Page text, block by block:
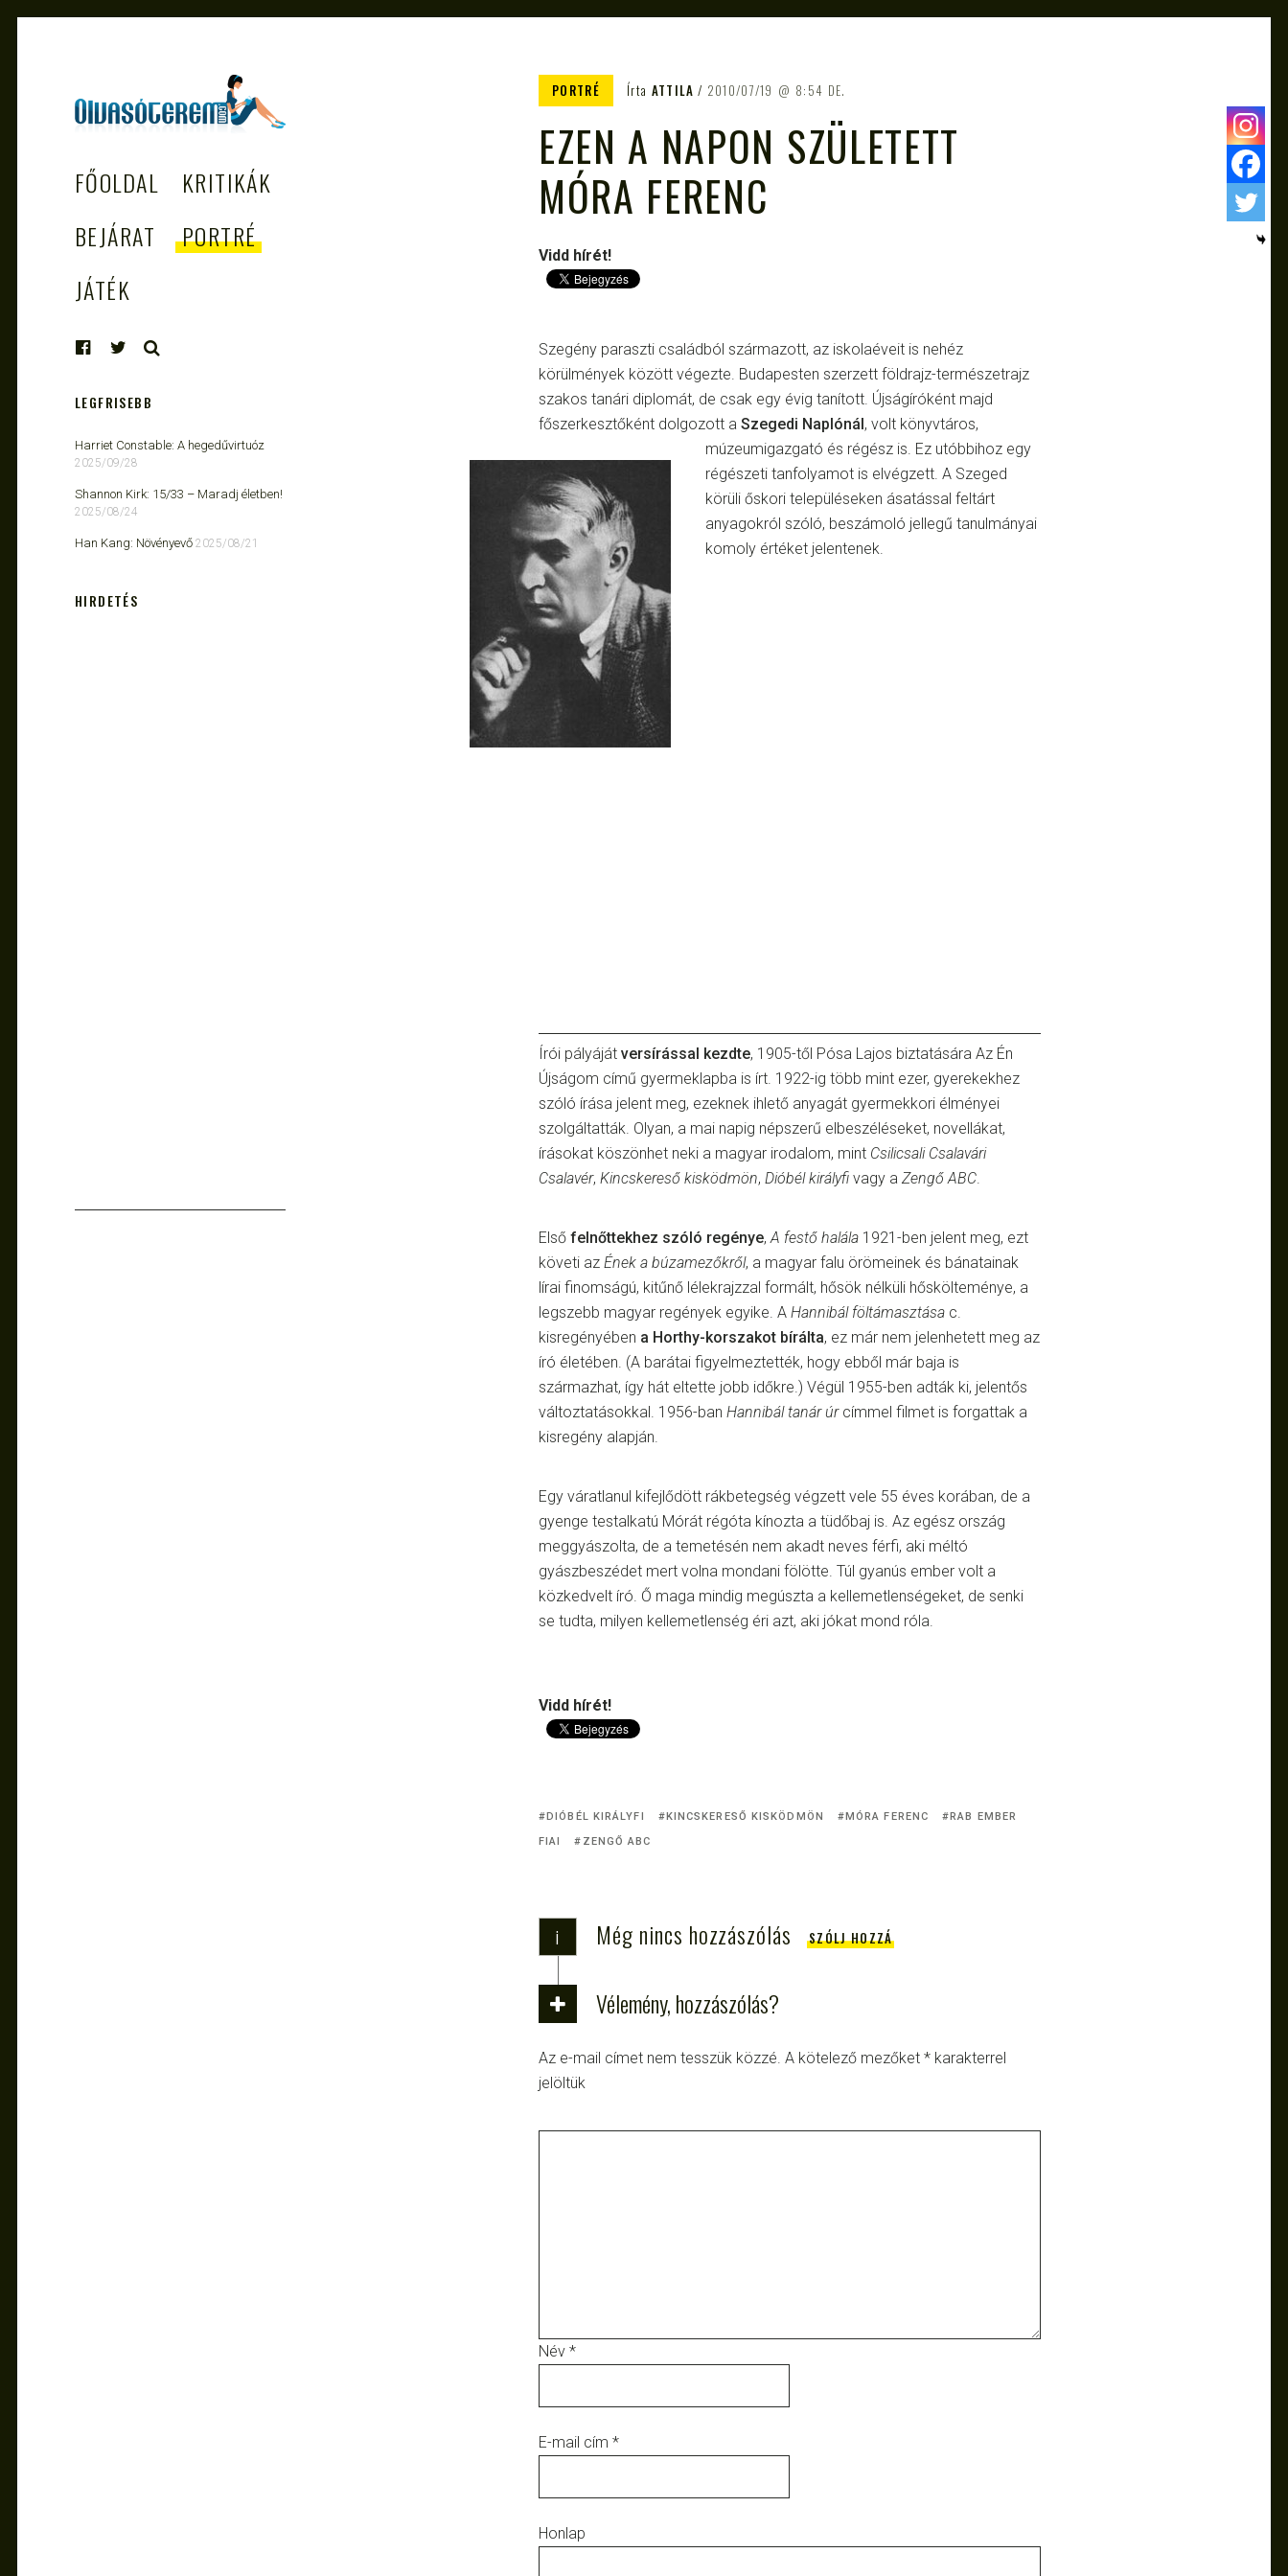
– AZ EGÉSZSÉGES
OLVASÁS
TÁMOGATÓJA
FŐOLDAL
KRITIKÁK
BEJÁRAT
PORTRÉ
JÁTÉK
PORTRÉ Írta ATTILA 2010/07/19 8:54 DE.
EZEN A NAPON SZÜLETETT
MÓRA FERENC
Vidd hírét!
Szegény paraszti családból származott, az iskolaéveit is nehéz
körülmények között végezte. Budapesten szerzett földrajz-természetrajz
szakos tanári diplomát, de csak egy évig tanított. Újságíróként majd
főszerkesztőként dolgozott a Szegedi Naplónál, volt könyvtáros,
múzeumigazgató és régész is. Ez utóbbihoz egy
régészeti tanfolyamot is elvégzett. A Szeged
körüli őskori településeken ásatással feltárt
anyagokról szóló, beszámoló jellegű tanulmányai
komoly értéket jelentenek.
Írói pályáját versírással kezdte, 1905-től Pósa Lajos biztatására Az Én
Újságom című gyermeklapba is írt. 1922-ig több mint ezer, gyerekekhez
szóló írása jelent meg, ezeknek ihlető anyagát gyermekkori élményei
szolgáltatták. Olyan, a mai napig népszerű elbeszéléseket, novellákat,
írásokat köszönhet neki a magyar irodalom, mint Csilicsali Csalavári
Csalavér, Kincskereső kisködmön, Dióbél királyfi vagy a Zengő ABC.
Első felnőttekhez szóló regénye,A festő halála 1921-ben jelent meg, ezt
követi az Ének a búzamezőkről, a magyar falu örömeinek és bánatainak
lírai finomságú, kitűnő lélekrajzzal formált, hősök nélküli hőskölteménye, a
legszebb magyar regények egyike. A Hannibál föltámasztása c.
kisregényében a Horthy-korszakot bírálta, ez már nem jelenhetett meg az
író életében. (A barátai figyelmeztették, hogy ebből már baja is
származhat, így hát eltette jobb időkre.) Végül 1955-ben adták ki, jelentős
változtatásokkal. 1956-ban Hannibál tanár úrcímmel filmet is forgattak a
kisregény alapján.
Egy váratlanul kifejlődött rákbetegség végzett vele 55 éves korában, de a
gyenge testalkatú Mórát régóta kínozta a tüdőbaj is. Az egész ország
meggyászolta, de a temetésén nem akadt neves férfi, aki méltó
gyászbeszédet mert volna mondani fölötte. Túl gyanús ember volt a
közkedvelt író. Ő maga mindig megúszta a kellemetlenségeket, de senki
se tudta, milyen kellemetlenség éri azt, aki jókat mond róla.
Vidd hírét!
DIÓBÉL KIRÁLYFI KINCSKERESŐ KISKÖDMÖN MÓRA FERENC
RAB EMBER
FIAI
ZENGŐ ABC
i Még nincs hozzászólás SZÓLJ HOZZÁ
Vélemény, hozzászólás?
Az e-mail címet nem tesszük közzé. A kötelező mezőket * karakterrel
jelöltük
Név *
E-mail cím *
Honlap
LEGFRISEBB
Harriet Constable: A hegedűvirtuóz
2025/09/28
Shannon Kirk: 15/33 ​– Maradj életben!
2025/08/24
Han Kang: Növényevő 2025/08/21
HIRDETÉS